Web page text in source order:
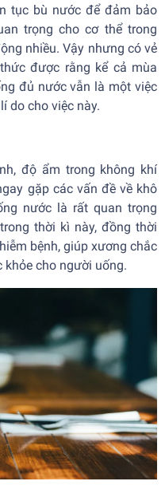
tục bù nước để đảm bảo
trọng cho cơ thể trong
nhiều. Vậy nhưng có vẻ
được rằng kể cả mùa
đủ nước vẫn là một việc
do cho việc này.
độ ẩm trong không khí
gặp các vấn đề về khô
nước là rất quan trọng
thời kì này, đồng thời
bệnh, giúp xương chắc
khỏe cho người uống.